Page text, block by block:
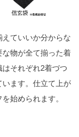
ていいか分からな
物が全て揃った着
それぞれ2着づつ
ます。仕立て上が
始められます。